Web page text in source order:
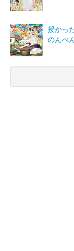
授かっ
のんべ